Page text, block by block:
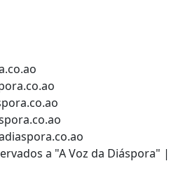
a "A Voz da Diáspora" |